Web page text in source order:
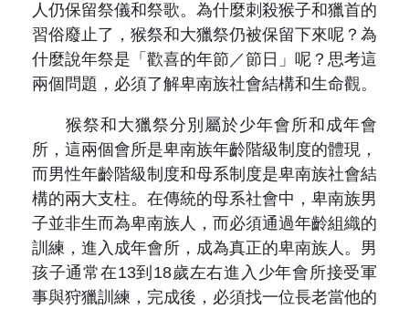
人仍保留祭儀和祭歌。為什麼刺殺猴子和獵首的
習俗廢止了，猴祭和大獵祭仍被保留下來呢？為
什麼說年祭是「歡喜的年節／節日」呢？思考這
兩個問題，必須了解卑南族社會結構和生命觀。
猴祭和大獵祭分別屬於少年會所和成年會
所，這兩個會所是卑南族年齡階級制度的體現，
而男性年齡階級制度和母系制度是卑南族社會結
構的兩大支柱。在傳統的母系社會中，卑南族男
子並非生而為卑南族人，而必須通過年齡組織的
訓練，進入成年會所，成為真正的卑南族人。男
孩子通常在13到18歲左右進入少年會所接受軍
事與狩獵訓練，完成後，必須找一位長老當他的